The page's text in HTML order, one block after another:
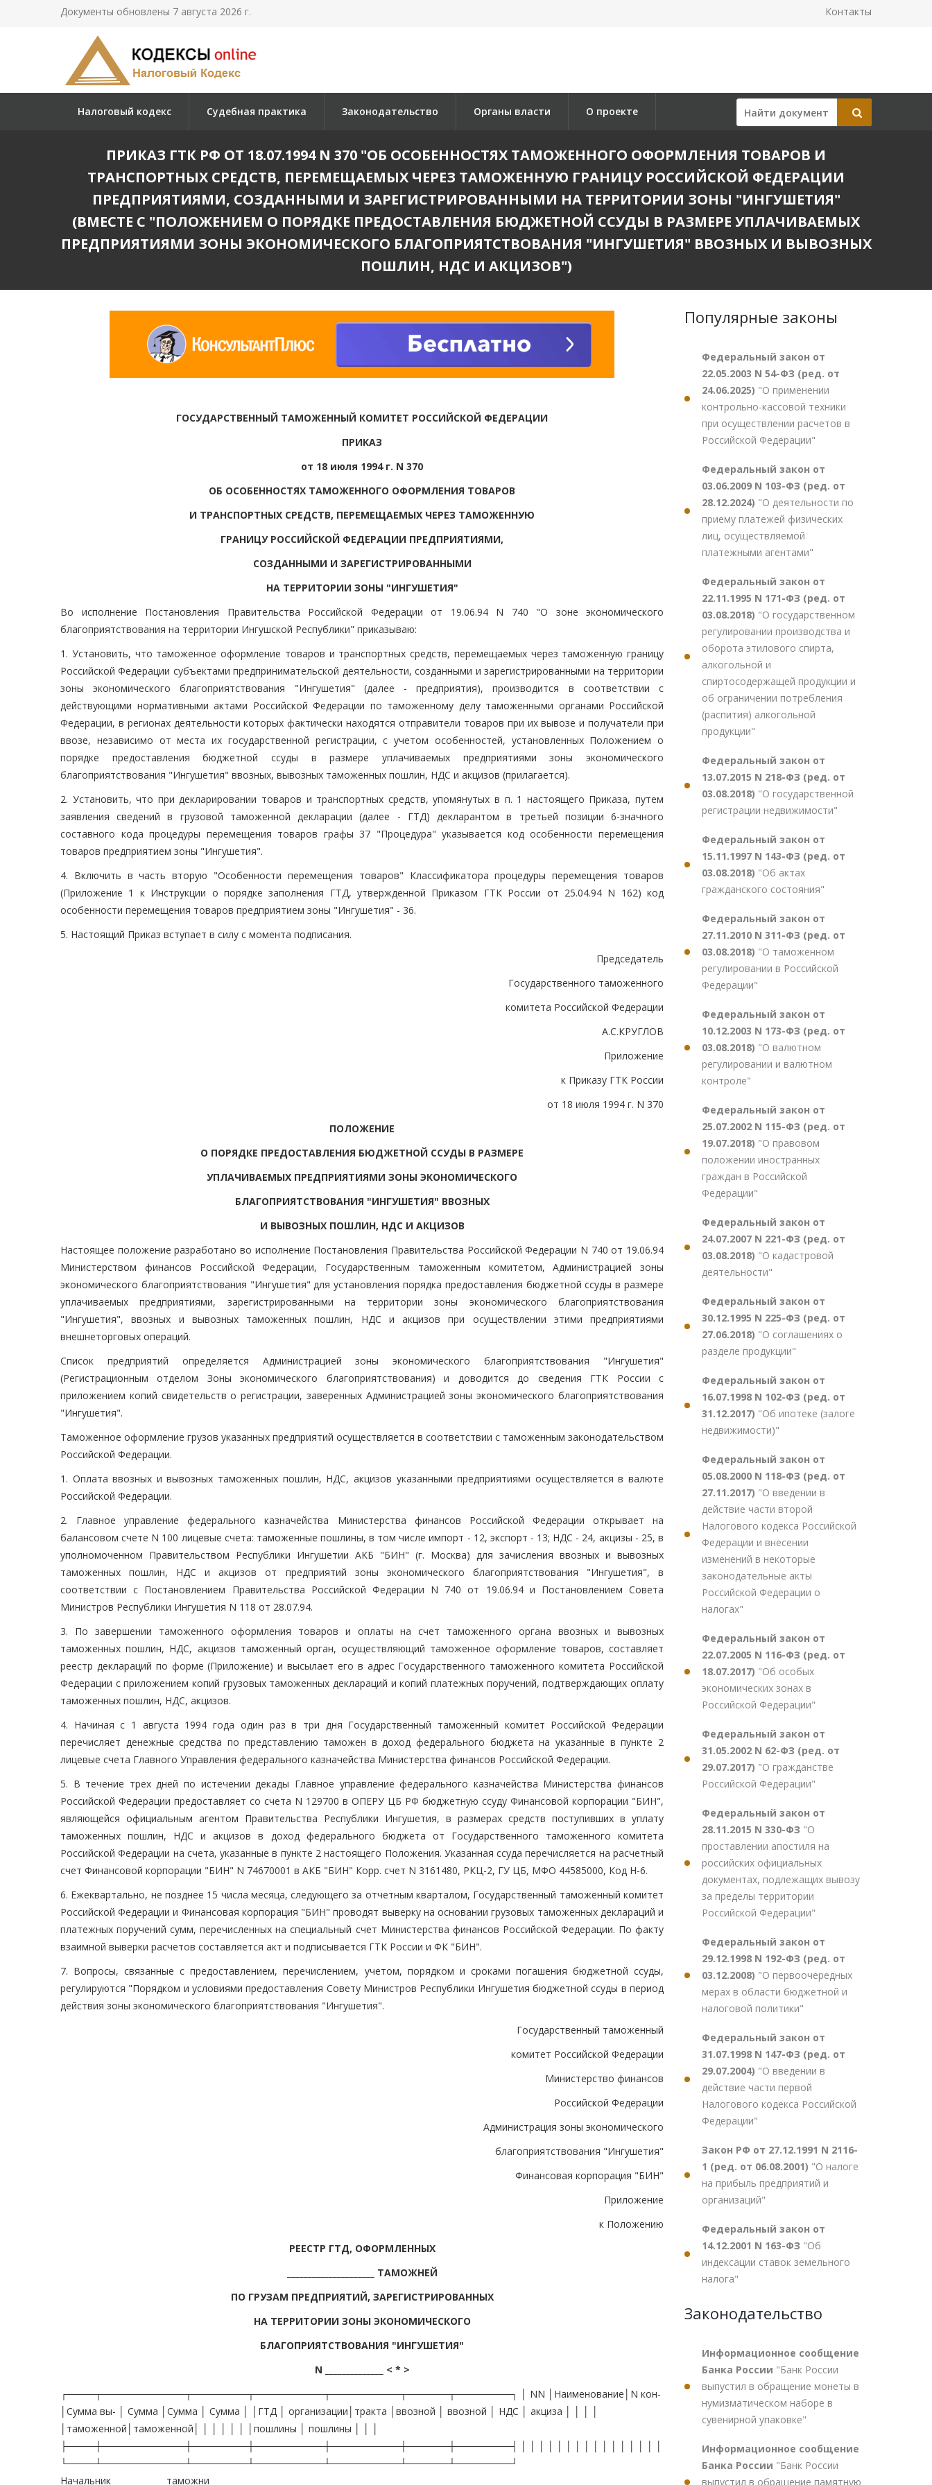
Документы обновлены 7 августа 2026 г. Контакты
Налоговый кодекс Судебная практика Законодательство Органы власти О проекте
ПРИКАЗ ГТК РФ ОТ 18.07.1994 N 370 "ОБ ОСОБЕННОСТЯХ ТАМОЖЕННОГО ОФОРМЛЕНИЯ ТОВАРОВ И
ТРАНСПОРТНЫХ СРЕДСТВ, ПЕРЕМЕЩАЕМЫХ ЧЕРЕЗ ТАМОЖЕННУЮ ГРАНИЦУ РОССИЙСКОЙ ФЕДЕРАЦИИ
ПРЕДПРИЯТИЯМИ, СОЗДАННЫМИ И ЗАРЕГИСТРИРОВАННЫМИ НА ТЕРРИТОРИИ ЗОНЫ "ИНГУШЕТИЯ"
(ВМЕСТЕ С "ПОЛОЖЕНИЕМ О ПОРЯДКЕ ПРЕДОСТАВЛЕНИЯ БЮДЖЕТНОЙ ССУДЫ В РАЗМЕРЕ УПЛАЧИВАЕМЫХ
ПРЕДПРИЯТИЯМИ ЗОНЫ ЭКОНОМИЧЕСКОГО БЛАГОПРИЯТСТВОВАНИЯ "ИНГУШЕТИЯ" ВВОЗНЫХ И ВЫВОЗНЫХ
ПОШЛИН, НДС И АКЦИЗОВ")
ГОСУДАРСТВЕННЫЙ ТАМОЖЕННЫЙ КОМИТЕТ РОССИЙСКОЙ ФЕДЕРАЦИИ
ПРИКАЗ
от 18 июля 1994 г. N 370
ОБ ОСОБЕННОСТЯХ ТАМОЖЕННОГО ОФОРМЛЕНИЯ ТОВАРОВ
И ТРАНСПОРТНЫХ СРЕДСТВ, ПЕРЕМЕЩАЕМЫХ ЧЕРЕЗ ТАМОЖЕННУЮ
ГРАНИЦУ РОССИЙСКОЙ ФЕДЕРАЦИИ ПРЕДПРИЯТИЯМИ,
СОЗДАННЫМИ И ЗАРЕГИСТРИРОВАННЫМИ
НА ТЕРРИТОРИИ ЗОНЫ "ИНГУШЕТИЯ"
Во исполнение Постановления Правительства Российской Федерации от 19.06.94 N 740 "О зоне экономического
благоприятствования на территории Ингушской Республики" приказываю:
1. Установить, что таможенное оформление товаров и транспортных средств, перемещаемых через таможенную границу
Российской Федерации субъектами предпринимательской деятельности, созданными и зарегистрированными на территории
зоны экономического благоприятствования "Ингушетия" (далее - предприятия), производится в соответствии с
действующими нормативными актами Российской Федерации по таможенному делу таможенными органами Российской
Федерации, в регионах деятельности которых фактически находятся отправители товаров при их вывозе и получатели при
ввозе, независимо от места их государственной регистрации, с учетом особенностей, установленных Положением о
порядке предоставления бюджетной ссуды в размере уплачиваемых предприятиями зоны экономического
благоприятствования "Ингушетия" ввозных, вывозных таможенных пошлин, НДС и акцизов (прилагается).
2. Установить, что при декларировании товаров и транспортных средств, упомянутых в п. 1 настоящего Приказа, путем
заявления сведений в грузовой таможенной декларации (далее - ГТД) декларантом в третьей позиции 6-значного
составного кода процедуры перемещения товаров графы 37 "Процедура" указывается код особенности перемещения
товаров предприятием зоны "Ингушетия".
4. Включить в часть вторую "Особенности перемещения товаров" Классификатора процедуры перемещения товаров
(Приложение 1 к Инструкции о порядке заполнения ГТД, утвержденной Приказом ГТК России от 25.04.94 N 162) код
особенности перемещения товаров предприятием зоны "Ингушетия" - 36.
5. Настоящий Приказ вступает в силу с момента подписания.
Председатель
Государственного таможенного
комитета Российской Федерации
А.С.КРУГЛОВ
Приложение
к Приказу ГТК России
от 18 июля 1994 г. N 370
ПОЛОЖЕНИЕ
О ПОРЯДКЕ ПРЕДОСТАВЛЕНИЯ БЮДЖЕТНОЙ ССУДЫ В РАЗМЕРЕ
УПЛАЧИВАЕМЫХ ПРЕДПРИЯТИЯМИ ЗОНЫ ЭКОНОМИЧЕСКОГО
БЛАГОПРИЯТСТВОВАНИЯ "ИНГУШЕТИЯ" ВВОЗНЫХ
И ВЫВОЗНЫХ ПОШЛИН, НДС И АКЦИЗОВ
Настоящее положение разработано во исполнение Постановления Правительства Российской Федерации N 740 от 19.06.94
Министерством финансов Российской Федерации, Государственным таможенным комитетом, Администрацией зоны
экономического благоприятствования "Ингушетия" для установления порядка предоставления бюджетной ссуды в размере
уплачиваемых предприятиями, зарегистрированными на территории зоны экономического благоприятствования
"Ингушетия", ввозных и вывозных таможенных пошлин, НДС и акцизов при осуществлении этими предприятиями
внешнеторговых операций.
Список предприятий определяется Администрацией зоны экономического благоприятствования "Ингушетия"
(Регистрационным отделом Зоны экономического благоприятствования) и доводится до сведения ГТК России с
приложением копий свидетельств о регистрации, заверенных Администрацией зоны экономического благоприятствования
"Ингушетия".
Таможенное оформление грузов указанных предприятий осуществляется в соответствии с таможенным законодательством
Российской Федерации.
1. Оплата ввозных и вывозных таможенных пошлин, НДС, акцизов указанными предприятиями осуществляется в валюте
Российской Федерации.
2. Главное управление федерального казначейства Министерства финансов Российской Федерации открывает на
балансовом счете N 100 лицевые счета: таможенные пошлины, в том числе импорт - 12, экспорт - 13; НДС - 24, акцизы - 25, в
уполномоченном Правительством Республики Ингушетии АКБ "БИН" (г. Москва) для зачисления ввозных и вывозных
таможенных пошлин, НДС и акцизов от предприятий зоны экономического благоприятствования "Ингушетия", в
соответствии с Постановлением Правительства Российской Федерации N 740 от 19.06.94 и Постановлением Совета
Министров Республики Ингушетия N 118 от 28.07.94.
3. По завершении таможенного оформления товаров и оплаты на счет таможенного органа ввозных и вывозных
таможенных пошлин, НДС, акцизов таможенный орган, осуществляющий таможенное оформление товаров, составляет
реестр деклараций по форме (Приложение) и высылает его в адрес Государственного таможенного комитета Российской
Федерации с приложением копий грузовых таможенных деклараций и копий платежных поручений, подтверждающих оплату
таможенных пошлин, НДС, акцизов.
4. Начиная с 1 августа 1994 года один раз в три дня Государственный таможенный комитет Российской Федерации
перечисляет денежные средства по представлению таможен в доход федерального бюджета на указанные в пункте 2
лицевые счета Главного Управления федерального казначейства Министерства финансов Российской Федерации.
5. В течение трех дней по истечении декады Главное управление федерального казначейства Министерства финансов
Российской Федерации предоставляет со счета N 129700 в ОПЕРУ ЦБ РФ бюджетную ссуду Финансовой корпорации "БИН",
являющейся официальным агентом Правительства Республики Ингушетия, в размерах средств поступивших в уплату
таможенных пошлин, НДС и акцизов в доход федерального бюджета от Государственного таможенного комитета
Российской Федерации на счета, указанные в пункте 2 настоящего Положения. Указанная ссуда перечисляется на расчетный
счет Финансовой корпорации "БИН" N 74670001 в АКБ "БИН" Корр. счет N 3161480, РКЦ-2, ГУ ЦБ, МФО 44585000, Код Н-6.
6. Ежеквартально, не позднее 15 числа месяца, следующего за отчетным кварталом, Государственный таможенный комитет
Российской Федерации и Финансовая корпорация "БИН" проводят выверку на основании грузовых таможенных деклараций и
платежных поручений сумм, перечисленных на специальный счет Министерства финансов Российской Федерации. По факту
взаимной выверки расчетов составляется акт и подписывается ГТК России и ФК "БИН".
7. Вопросы, связанные с предоставлением, перечислением, учетом, порядком и сроками погашения бюджетной ссуды,
регулируются "Порядком и условиями предоставления Совету Министров Республики Ингушетия бюджетной ссуды в период
действия зоны экономического благоприятствования "Ингушетия".
Государственный таможенный
комитет Российской Федерации
Министерство финансов
Российской Федерации
Администрация зоны экономического
благоприятствования "Ингушетия"
Финансовая корпорация "БИН"
Приложение
к Положению
РЕЕСТР ГТД, ОФОРМЛЕННЫХ
_____________________ ТАМОЖНЕЙ
ПО ГРУЗАМ ПРЕДПРИЯТИЙ, ЗАРЕГИСТРИРОВАННЫХ
НА ТЕРРИТОРИИ ЗОНЫ ЭКОНОМИЧЕСКОГО
БЛАГОПРИЯТСТВОВАНИЯ "ИНГУШЕТИЯ"
N ______________ < * >
┌────┬────────────┬────────┬──────────┬──────────┬──────┬────────┐ │ NN │Наименование│N кон-
│Сумма вы- │ Сумма │Сумма │ Сумма │ │ГТД │ организации│тракта │ввозной │ ввозной │ НДС │ акциза │ │ │ │
│таможенной│таможенной│ │ │ │ │ │ │пошлины │ пошлины │ │ │
├────┼────────────┼────────┼──────────┼──────────┼──────┼────────┤ │ │ │ │ │ │ │ │ │ │ │ │ │ │ │ │
└────┴────────────┴────────┴──────────┴──────────┴──────┴────────┘
Начальник ____________ таможни
Популярные законы
Федеральный закон от
22.05.2003 N 54-ФЗ (ред. от
24.06.2025) "О применении
контрольно-кассовой техники
при осуществлении расчетов в
Российской Федерации"
Федеральный закон от
03.06.2009 N 103-ФЗ (ред. от
28.12.2024) "О деятельности по
приему платежей физических
лиц, осуществляемой
платежными агентами"
Федеральный закон от
22.11.1995 N 171-ФЗ (ред. от
03.08.2018) "О государственном
регулировании производства и
оборота этилового спирта,
алкогольной и
спиртосодержащей продукции и
об ограничении потребления
(распития) алкогольной
продукции"
Федеральный закон от
13.07.2015 N 218-ФЗ (ред. от
03.08.2018) "О государственной
регистрации недвижимости"
Федеральный закон от
15.11.1997 N 143-ФЗ (ред. от
03.08.2018) "Об актах
гражданского состояния"
Федеральный закон от
27.11.2010 N 311-ФЗ (ред. от
03.08.2018) "О таможенном
регулировании в Российской
Федерации"
Федеральный закон от
10.12.2003 N 173-ФЗ (ред. от
03.08.2018) "О валютном
регулировании и валютном
контроле"
Федеральный закон от
25.07.2002 N 115-ФЗ (ред. от
19.07.2018) "О правовом
положении иностранных
граждан в Российской
Федерации"
Федеральный закон от
24.07.2007 N 221-ФЗ (ред. от
03.08.2018) "О кадастровой
деятельности"
Федеральный закон от
30.12.1995 N 225-ФЗ (ред. от
27.06.2018) "О соглашениях о
разделе продукции"
Федеральный закон от
16.07.1998 N 102-ФЗ (ред. от
31.12.2017) "Об ипотеке (залоге
недвижимости)"
Федеральный закон от
05.08.2000 N 118-ФЗ (ред. от
27.11.2017) "О введении в
действие части второй
Налогового кодекса Российской
Федерации и внесении
изменений в некоторые
законодательные акты
Российской Федерации о
налогах"
Федеральный закон от
22.07.2005 N 116-ФЗ (ред. от
18.07.2017) "Об особых
экономических зонах в
Российской Федерации"
Федеральный закон от
31.05.2002 N 62-ФЗ (ред. от
29.07.2017) "О гражданстве
Российской Федерации"
Федеральный закон от
28.11.2015 N 330-ФЗ "О
проставлении апостиля на
российских официальных
документах, подлежащих вывозу
за пределы территории
Российской Федерации"
Федеральный закон от
29.12.1998 N 192-ФЗ (ред. от
03.12.2008) "О первоочередных
мерах в области бюджетной и
налоговой политики"
Федеральный закон от
31.07.1998 N 147-ФЗ (ред. от
29.07.2004) "О введении в
действие части первой
Налогового кодекса Российской
Федерации"
Закон РФ от 27.12.1991 N 2116-
1 (ред. от 06.08.2001) "О налоге
на прибыль предприятий и
организаций"
Федеральный закон от
14.12.2001 N 163-ФЗ "Об
индексации ставок земельного
налога"
Законодательство
Информационное сообщение
Банка России "Банк России
выпустил в обращение монеты в
нумизматическом наборе в
сувенирной упаковке"
Информационное сообщение
Банка России "Банк России
выпустил в обращение памятную